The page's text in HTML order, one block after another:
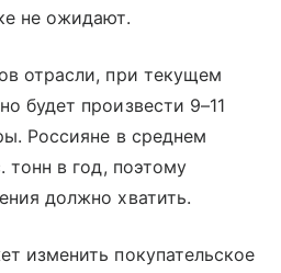
не ожидают.
отрасли, при текущем
будет произвести 9–11
Россияне в среднем
тонн в год, поэтому
должно хватить.
изменить покупательское